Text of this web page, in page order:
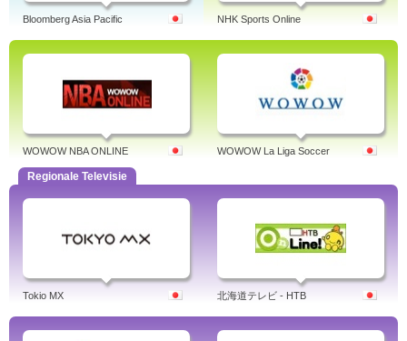
Bloomberg Asia Pacific NHK Sports Online
WOWOW NBA ONLINE WOWOW La Liga Soccer
Regionale Televisie
Tokio MX 北海道テレビ - HTB